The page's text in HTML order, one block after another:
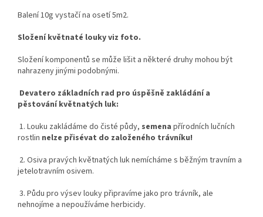
Balení 10g vystačí na osetí 5m2.
Složení květnaté louky viz foto.
Složení komponentů se může lišit a některé druhy mohou být
nahrazeny jinými podobnými.
Devatero základních rad pro úspěšně zakládání a
pěstování květnatých luk:
1. Louku zakládáme do čisté půdy, semena přírodních lučních
rostlin nelze přisévat do založeného trávníku!
2. Osiva pravých květnatých luk nemícháme s běžným travním a
jetelotravním osivem.
3. Půdu pro výsev louky připravíme jako pro trávník, ale
nehnojíme a nepoužíváme herbicidy.